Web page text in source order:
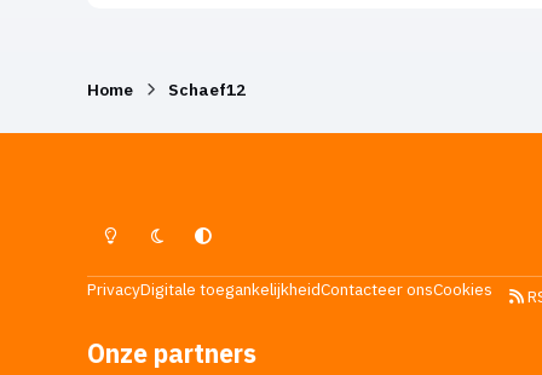
Home Schaef12
Lichte ModusDonkere ModusSysteemvoorkeur
PrivacyDigitale toegankelijkheidContacteer onsCookies
Onze partners